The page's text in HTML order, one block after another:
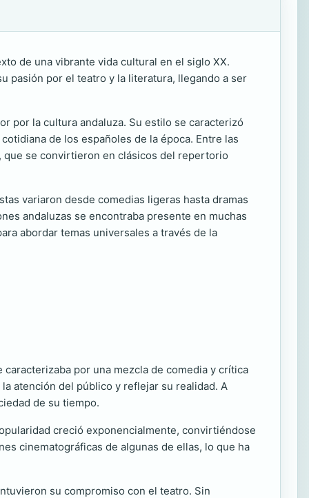
de una vibrante vida cultural en el siglo XX.
pasión por el teatro y la literatura, llegando a ser
por la cultura andaluza. Su estilo se caracterizó
de los españoles de la época. Entre las
que se convirtieron en clásicos del repertorio
variaron desde comedias ligeras hasta dramas
andaluzas se encontraba presente en muchas
abordar temas universales a través de la
por una mezcla de comedia y crítica
atención del público y reflejar su realidad. A
de su tiempo.
creció exponencialmente, convirtiéndose
cinematográficas de algunas de ellas, lo que ha
su compromiso con el teatro. Sin